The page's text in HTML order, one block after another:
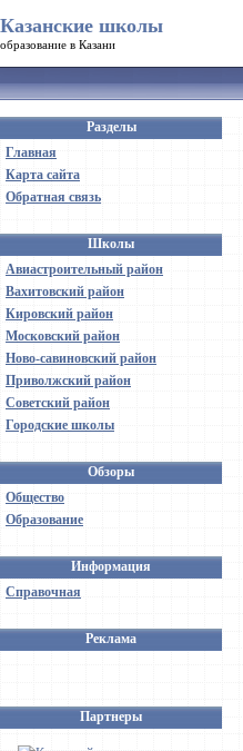
Казанские школы
образование в Казани
Разделы
Главная
Карта сайта
Обратная связь
Школы
Авиастроительный район
Вахитовский район
Кировский район
Московский район
Ново-савиновский район
Приволжский район
Советский район
Городские школы
Обзоры
Общество
Образование
Информация
Справочная
Реклама
Партнеры